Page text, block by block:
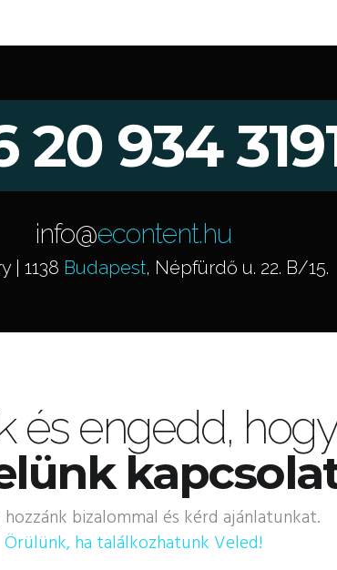
20 934
info@econtent.hu
| 1138 Budapest, Népfürdő u. 22. B/15.
és engedd,
bizalommal és kérd ajánlatunkat.
Örülünk, ha találkozhatunk Veled!